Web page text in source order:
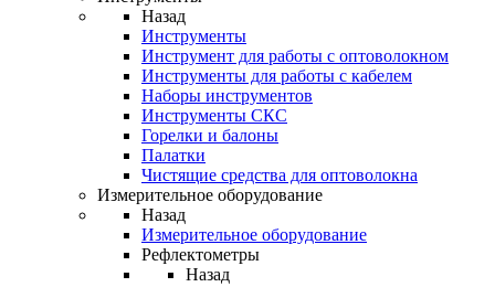
Назад
Инструменты
Инструмент для работы с оптоволокном
Инструменты для работы с кабелем
Наборы инструментов
Инструменты СКС
Горелки и балоны
Палатки
Чистящие средства для оптоволокна
Измерительное оборудование
Назад
Измерительное оборудование
Рефлектометры
Назад